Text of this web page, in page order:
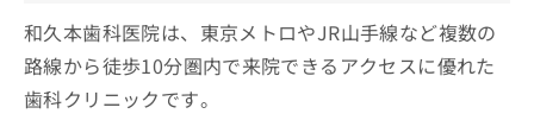
和久本歯科医院は、東京メトロやJR山手線など複数の
路線から徒歩10分圏内で来院できるアクセスに優れた
歯科クリニックです。